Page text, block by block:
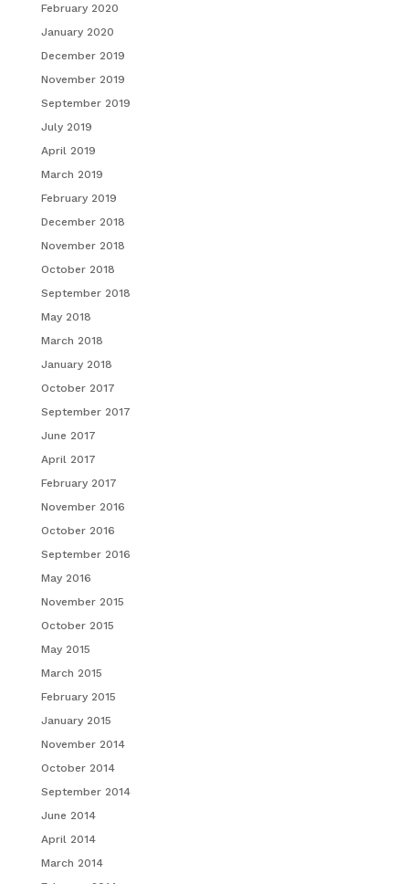
February 2020
January 2020
December 2019
November 2019
September 2019
July 2019
April 2019
March 2019
February 2019
December 2018
November 2018
October 2018
September 2018
May 2018
March 2018
January 2018
October 2017
September 2017
June 2017
April 2017
February 2017
November 2016
October 2016
September 2016
May 2016
November 2015
October 2015
May 2015
March 2015
February 2015
January 2015
November 2014
October 2014
September 2014
June 2014
April 2014
March 2014